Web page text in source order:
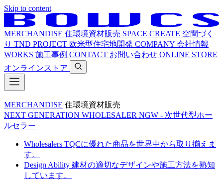
Skip to content
MERCHANDISE 住環境資材販売 SPACE CREATE 空間づく
り TND PROJECT 欧米型住宅地開発 COMPANY 会社情報
WORKS 施工事例 CONTACT お問い合わせ ONLINE STORE
オンラインストア
MERCHANDISE 住環境資材販売
NEXT GENERATION WHOLESALER NGW - 次世代型ホー
ルセラー
Wholesalers TQCに優れた商品を世界中から取り揃えま
す。
Design Ability 建材の適切なデザインや施工方法を熟知
しています。